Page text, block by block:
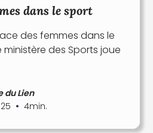
dans le sport
des femmes dans le
ministère des Sports joue
du Lien
• 4min.